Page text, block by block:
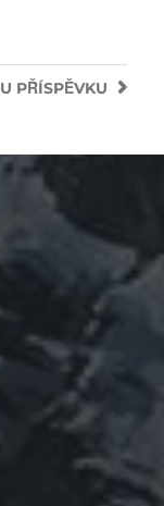
U PŘÍSPĚVKU